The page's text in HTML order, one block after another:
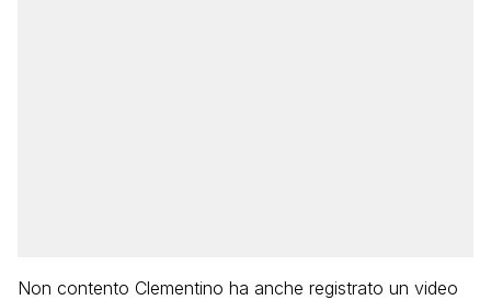
Non contento Clementino ha anche registrato un video